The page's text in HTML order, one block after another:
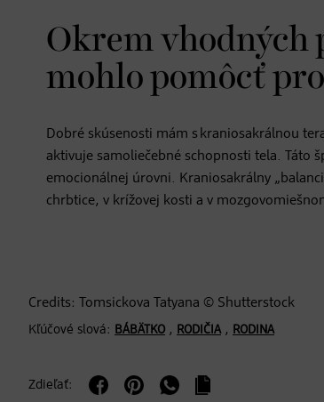
Okrem vhodných
mohlo pomôcť
Dobré skúsenosti mám s kraniosakrálnou
aktivuje samoliečebné schopnosti tela. Táto
emocionálnej úrovni. Kraniosakrálny
chrbtice, v krížovej kosti a v
Credits: Tomsickova Tatyana © Shutterstock
Kľúčové slová: BÁBÄTKO , RODIČIA, RODINA
Zdieľať: